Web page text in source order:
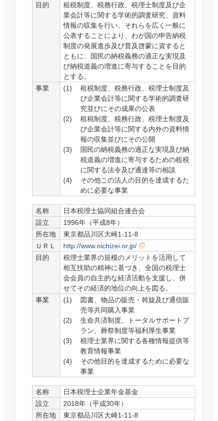
目的
租税制度、税務行政、税理士制度及び企
業会計等に関する学術的調査研究、資料
情報の収集を行い、それらを広く一般に
公表することにより、わが国の申告納税
制度の発展進歩及び普及啓蒙に資すると
ともに、国民の納税義務の適正な実現及
び納税道義の増進に寄与することを目的
とする。
事業
租税制度、税務行政、税理士制度及
び企業会計等に関する学術的調査研
究並びにその成果の公表
租税制度、税務行政、税理士制度及
び企業会計等に関する内外の資料情
報の収集並びにその公開
国民の納税義務の適正な実現及び納
税道義の増進に寄与するための租税
に関する法令及び通達等の相談
その他この法人の目的を達成するた
めに必要な事業
名称
日本税理士協同組合連合会
設立
1996年（平成8年）
所在地
東京都品川区大崎1-11-8
ＵＲＬ
http://www.nichizei.or.jp/
目的
税理士業界の規模のメリットを活用して
相互扶助の精神に基づき、全国の税理士
会会員の自主的な経済活動を支援し、併
せてその経済的地位の向上を図る。
事業
図書、物品の販売・斡旋及び通信販
売等共同購入事業
生命共済制度、トータルサポートプ
ラン、葬祭制度等福利厚生事業
税理士業界に関する各種情報提供等
教育情報事業
その他目的を達成するために必要な
事業
名称
日本税理士企業年金基金
設立
2018年（平成30年）
所在地
東京都品川区大崎1-11-8